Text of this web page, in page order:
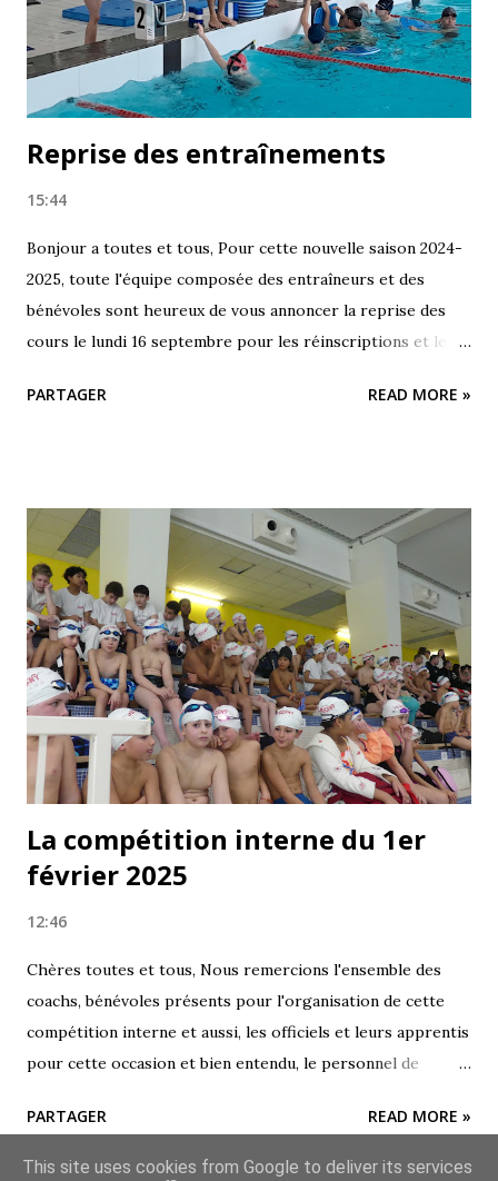
Reprise des entraînements
15:44
Bonjour a toutes et tous, Pour cette nouvelle saison 2024-
2025, toute l'équipe composée des entraîneurs et des
bénévoles sont heureux de vous annoncer la reprise des
cours le lundi 16 septembre pour les réinscriptions et les
Soyez tous au rendez vous ! 😉
PARTAGER READ MORE »
La compétition interne du 1er
février 2025
12:46
Chères toutes et tous, Nous remercions l'ensemble des
coachs, bénévoles présents pour l'organisation de cette
compétition interne et aussi, les officiels et leurs apprentis
pour cette occasion et bien entendu, le personnel de
L'ambiance était conviviale et les enfants ont pu apprécier
l'ambiance d'une compétition de natation et de confronter
PARTAGER READ MORE »
This site uses cookies from Google to deliver its services